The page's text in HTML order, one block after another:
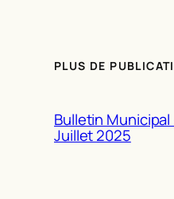
PLUS DE
Bulletin Municipal
Juillet 2025